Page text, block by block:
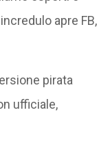
apre FB,
pirata
ufficiale,